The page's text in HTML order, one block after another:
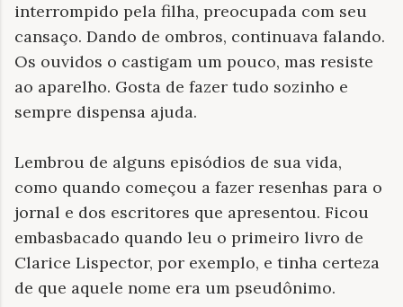
interrompido pela filha, preocupada com seu
cansaço. Dando de ombros, continuava falando.
Os ouvidos o castigam um pouco, mas resiste
ao aparelho. Gosta de fazer tudo sozinho e
sempre dispensa ajuda.
Lembrou de alguns episódios de sua vida,
como quando começou a fazer resenhas para o
jornal e dos escritores que apresentou. Ficou
embasbacado quando leu o primeiro livro de
Clarice Lispector, por exemplo, e tinha certeza
de que aquele nome era um pseudônimo.